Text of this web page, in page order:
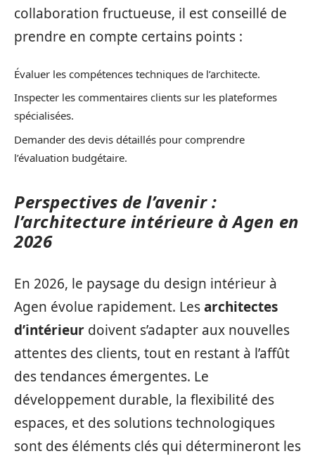
collaboration fructueuse, il est conseillé de
prendre en compte certains points :
Évaluer les compétences techniques de l’architecte.
Inspecter les commentaires clients sur les plateformes
spécialisées.
Demander des devis détaillés pour comprendre
l’évaluation budgétaire.
Perspectives de l’avenir :
l’architecture intérieure à Agen en
2026
En 2026, le paysage du design intérieur à
Agen évolue rapidement. Lesarchitectes
d’intérieur doivent s’adapter aux nouvelles
attentes des clients, tout en restant à l’affût
des tendances émergentes. Le
développement durable, la flexibilité des
espaces, et des solutions technologiques
sont des éléments clés qui détermineront les